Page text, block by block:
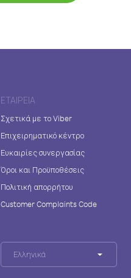
ΕΤΑΙΡΕΊΑ
Σχετικά με το Viber
Επιχειρηματικό κέντρο
Ευκαιρίες συνεργασίας
Όροι και Προϋποθέσεις
Πολιτική απορρήτου
Customer Complaints Code
Ελληνικά